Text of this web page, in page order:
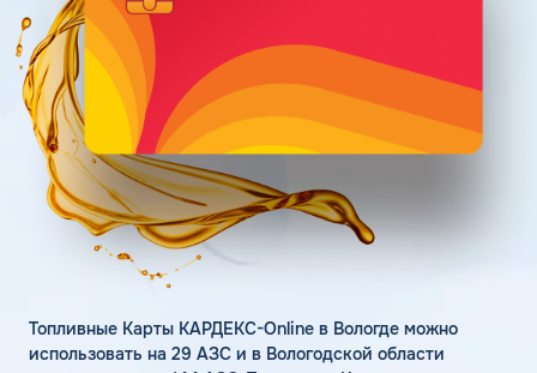
Статьи
Цена бензина и ДТ
Личный кабинет
Карта АЗС
Получить консультацию
Топливные Карты КАРДЕКС-Online в Вологде можно
использовать на 29 АЗС и в Вологодской области